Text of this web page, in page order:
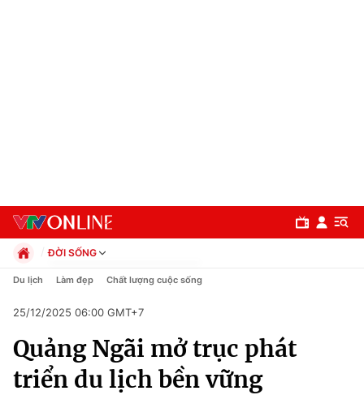
Chuyên mục
Chính trị
ĐỜI SỐNG
Chính trị
Pháp luật
Kinh tế
Thể thao
Truyền hình
Du lịch Làm đẹp Chất lượng cuộc sống
25/12/2025 06:00 GMT+7
Quảng Ngãi mở trục phát
triển du lịch bền vững